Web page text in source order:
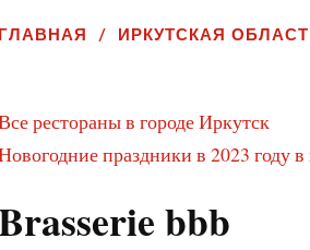
ГЛАВНАЯ ИРКУТСКАЯ
рестораны в городе Иркутск
праздники в 2023 году
bbb